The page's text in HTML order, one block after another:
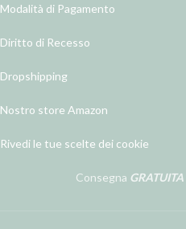
Modalità di Pagamento
Diritto di Recesso
Dropshipping
Nostro store Amazon
Rivedi le tue scelte dei cookie
Consegna GRATUITA